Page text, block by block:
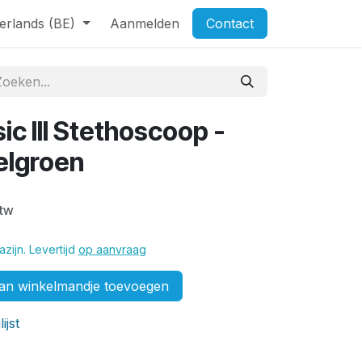
(BE) Aanmelden Contact
III Stethoscoop -
Levertijd op aanvraag
winkelmandje toevoegen